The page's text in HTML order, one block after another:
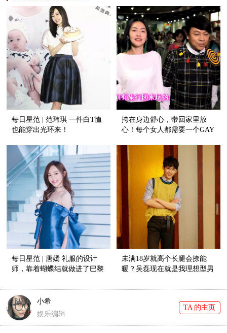
每日星范 | 范玮琪 一件白T恤
也能穿出光环来！
挎在身边舒心，带回家里放
心！每个女人都需要一个GAY
每日星范 | 唐嫣 礼服的设计
师，靠着蝴蝶结就做进了巴黎
未满18岁就高个长腿会撩能
暖？吴磊现在就是我理想型男
小希
娱乐编辑
TA 的主页